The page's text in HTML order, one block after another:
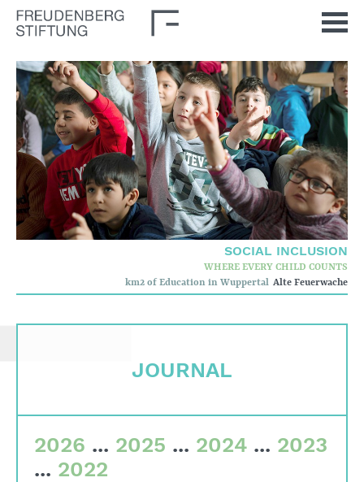
SOCIAL INCLUSION
WHERE EVERY CHILD COUNTS
km2 of Education in Wuppertal Alte Feuerwache
JOURNAL
2026 ... 2025 ... 2024 ... 2023
... 2022
Home
News
Journal
Stimulus
Our Issues
Democratic Culture
Social Inclusion
Foun­dation
Corporate governance